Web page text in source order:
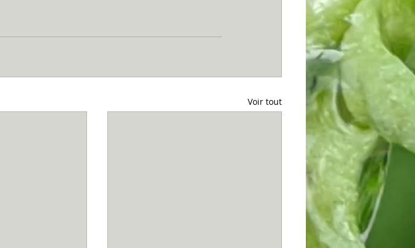
Voir tout